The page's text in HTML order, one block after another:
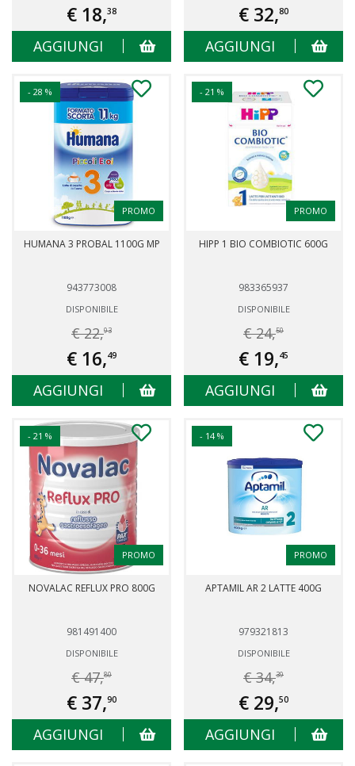
€ 18,38
AGGIUNGI
€ 32,80
AGGIUNGI
- 28 %
PROMO
HUMANA 3 PROBAL 1100G MP
943773008
DISPONIBILE
€ 22,93
€ 16,49
AGGIUNGI
- 21 %
PROMO
HIPP 1 BIO COMBIOTIC 600G
983365937
DISPONIBILE
€ 24,50
€ 19,45
AGGIUNGI
- 21 %
PROMO
NOVALAC REFLUX PRO 800G
981491400
DISPONIBILE
€ 47,80
€ 37,90
AGGIUNGI
- 14 %
PROMO
APTAMIL AR 2 LATTE 400G
979321813
DISPONIBILE
€ 34,39
€ 29,50
AGGIUNGI